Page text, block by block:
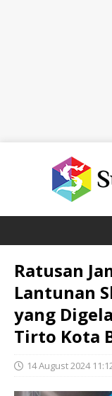
Ratusan
Lantunan
yang
Tirto Kota
14 August 2024